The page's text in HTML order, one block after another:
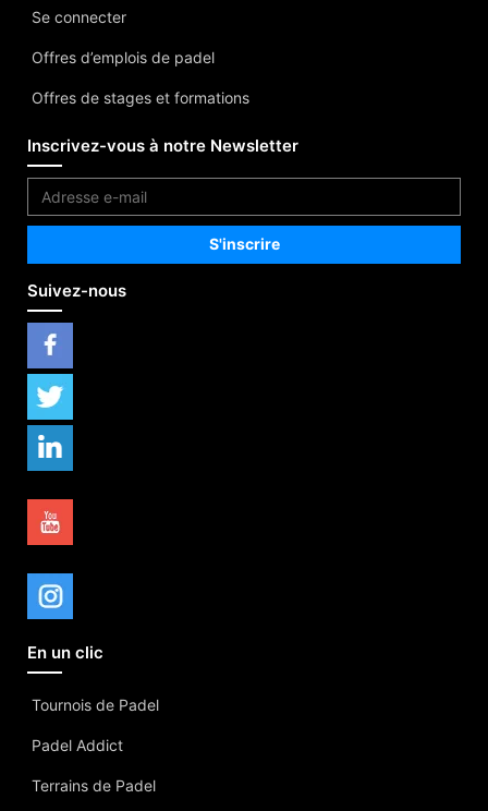
Se connecter
Offres d’emplois de padel
Offres de stages et formations
Inscrivez-vous à notre Newsletter
Suivez-nous
En un clic
Tournois de Padel
Padel Addict
Terrains de Padel